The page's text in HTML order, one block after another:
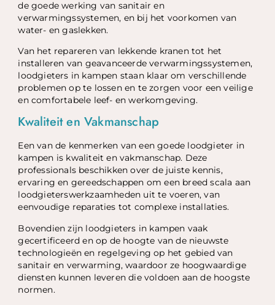
de goede werking van sanitair en
verwarmingssystemen, en bij het voorkomen van
water- en gaslekken.
Van het repareren van lekkende kranen tot het
installeren van geavanceerde verwarmingssystemen,
loodgieters in kampen staan klaar om verschillende
problemen op te lossen en te zorgen voor een veilige
en comfortabele leef- en werkomgeving.
Kwaliteit en Vakmanschap
Een van de kenmerken van een goede loodgieter in
kampen is kwaliteit en vakmanschap. Deze
professionals beschikken over de juiste kennis,
ervaring en gereedschappen om een breed scala aan
loodgieterswerkzaamheden uit te voeren, van
eenvoudige reparaties tot complexe installaties.
Bovendien zijn loodgieters in kampen vaak
gecertificeerd en op de hoogte van de nieuwste
technologieën en regelgeving op het gebied van
sanitair en verwarming, waardoor ze hoogwaardige
diensten kunnen leveren die voldoen aan de hoogste
normen.